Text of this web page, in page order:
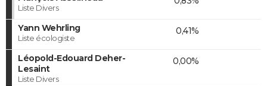
Liste Divers
Yann Wehrling
Liste écologiste
0,41%
Léopold-Edouard Deher-
Lesaint
Liste Divers
0,00%